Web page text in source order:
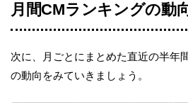
月間CMランキングの動
次に、月ごとにまとめた直近の半年
の動向をみていきましょう。